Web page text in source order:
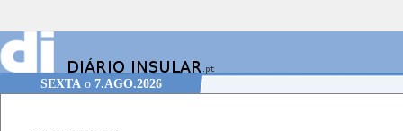
SEXTA o 7.AGO.2026